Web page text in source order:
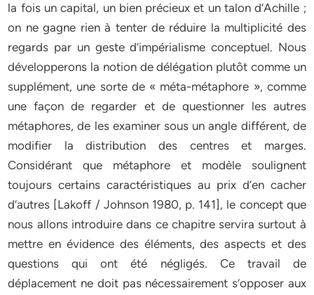
la fois un capital, un bien précieux et un talon d’Achille ;
on ne gagne rien à tenter de réduire la multiplicité des
regards par un geste d’impérialisme conceptuel. Nous
développerons la notion de délégation plutôt comme un
supplément, une sorte de « méta-métaphore », comme
une façon de regarder et de questionner les autres
métaphores, de les examiner sous un angle différent, de
modifier la distribution des centres et marges.
Considérant que métaphore et modèle soulignent
toujours certains caractéristiques au prix d’en cacher
d’autres [Lakoff / Johnson 1980, p. 141], le concept que
nous allons introduire dans ce chapitre servira surtout à
mettre en évidence des éléments, des aspects et des
questions qui ont été négligés. Ce travail de
déplacement ne doit pas nécessairement s’opposer aux